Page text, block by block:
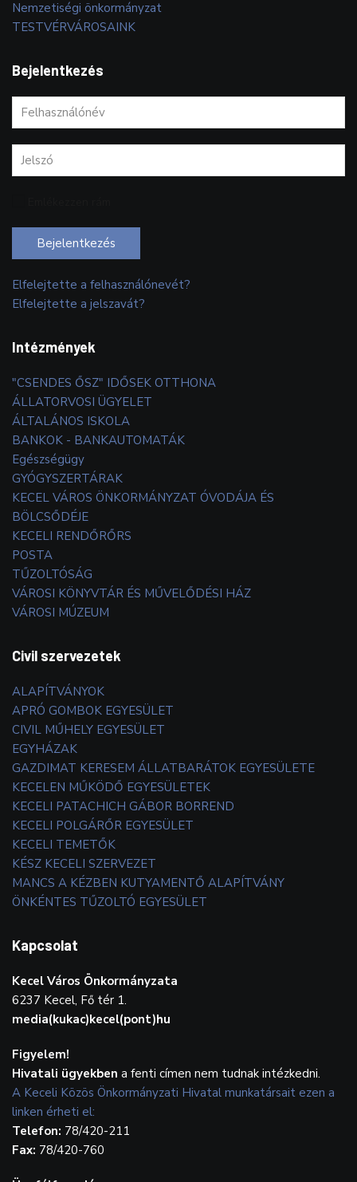
Nemzetiségi önkormányzat
TESTVÉRVÁROSAINK
Bejelentkezés
Bejelentkezés
Elfelejtette a felhasználónevét?
Elfelejtette a jelszavát?
Intézmények
"CSENDES ŐSZ" IDŐSEK OTTHONA
ÁLLATORVOSI ÜGYELET
ÁLTALÁNOS ISKOLA
BANKOK - BANKAUTOMATÁK
Egészségügy
GYÓGYSZERTÁRAK
KECEL VÁROS ÖNKORMÁNYZAT ÓVODÁJA ÉS
BÖLCSŐDÉJE
KECELI RENDŐRŐRS
POSTA
TŰZOLTÓSÁG
VÁROSI KÖNYVTÁR ÉS MŰVELŐDÉSI HÁZ
VÁROSI MÚZEUM
Civil szervezetek
ALAPÍTVÁNYOK
APRÓ GOMBOK EGYESÜLET
CIVIL MŰHELY EGYESÜLET
EGYHÁZAK
GAZDIMAT KERESEM ÁLLATBARÁTOK EGYESÜLETE
KECELEN MŰKÖDŐ EGYESÜLETEK
KECELI PATACHICH GÁBOR BORREND
KECELI POLGÁRŐR EGYESÜLET
KECELI TEMETŐK
KÉSZ KECELI SZERVEZET
MANCS A KÉZBEN KUTYAMENTŐ ALAPÍTVÁNY
ÖNKÉNTES TŰZOLTÓ EGYESÜLET
Kapcsolat
Kecel Város Önkormányzata
6237 Kecel, Fő tér 1.
media(kukac)kecel(pont)hu
Figyelem!
Hivatali ügyekben a fenti címen nem tudnak intézkedni.
A Keceli Közös Önkormányzati Hivatal munkatársait ezen a
linken érheti el:
Telefon: 78/420-211
Fax: 78/420-760